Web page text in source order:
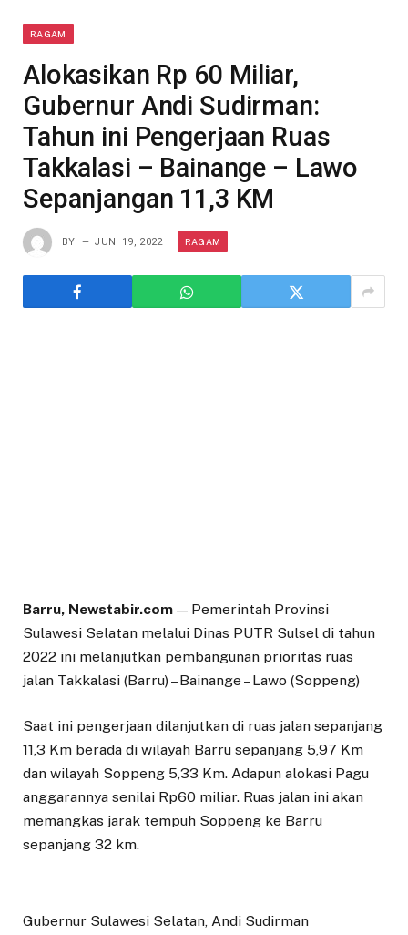
RAGAM
Alokasikan Rp 60 Miliar,
Gubernur Andi Sudirman:
Tahun ini Pengerjaan Ruas
Takkalasi – Bainange – Lawo
Sepanjangan 11,3 KM
BY JUNI 19, 2022 RAGAM
Barru, Newstabir.com — Pemerintah Provinsi
Sulawesi Selatan melalui Dinas PUTR Sulsel di tahun
2022 ini melanjutkan pembangunan prioritas ruas
jalan Takkalasi (Barru) – Bainange – Lawo (Soppeng)
Saat ini pengerjaan dilanjutkan di ruas jalan sepanjang
11,3 Km berada di wilayah Barru sepanjang 5,97 Km
dan wilayah Soppeng 5,33 Km. Adapun alokasi Pagu
anggarannya senilai Rp60 miliar. Ruas jalan ini akan
memangkas jarak tempuh Soppeng ke Barru
sepanjang 32 km.
Gubernur Sulawesi Selatan, Andi Sudirman